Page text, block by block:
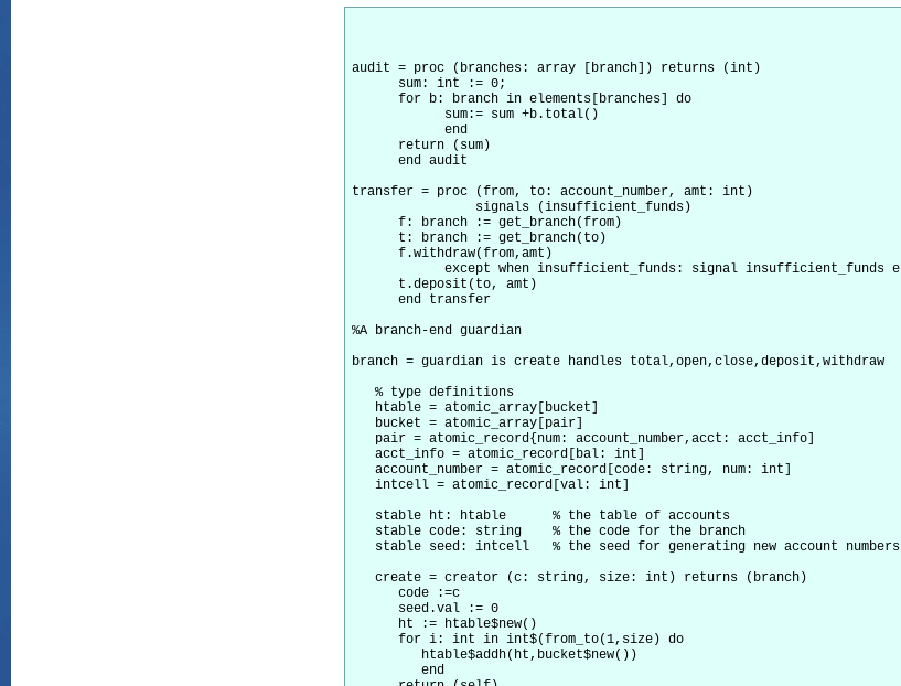
audit = proc (branches: array [branch]) returns (int)
      sum: int := 0;
      for b: branch in elements[branches] do
      return (sum)
      end audit
transfer = proc (from, to: account_number, amt: int)
      f: branch := get_branch(from)
      t: branch := get_branch(to)
      f.withdraw(from,amt)
      t.deposit(to, amt)
      end transfer
%A branch-end guardian
branch = guardian is create handles total,open,close,deposit,withdraw
   % type definitions
   htable = atomic_array[bucket]
   bucket = atomic_array[pair]
   pair = atomic_record{num: account_number,acct: acct_info]
   acct_info = atomic_record[bal: int]
   account_number = atomic_record[code: string, num: int]
   intcell = atomic_record[val: int]
   stable ht: htable      % the table of accounts
   stable code: string    % the code for the branch
   stable seed: intcell   % the seed for generating new account numbers
   create = creator (c: string, size: int) returns (branch)
      code :=c
      seed.val := 0
      ht := htable$new()
      for i: int in int$(from_to(1,size) do